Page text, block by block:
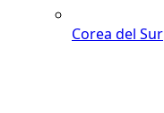
Corea del Sur